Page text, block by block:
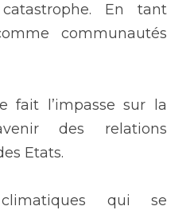
En tant
communautés
fait l’impasse sur la
des relations
Etats.
qui se